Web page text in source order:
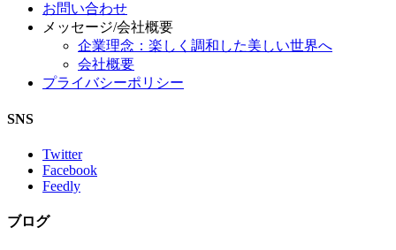
お問い合わせ
メッセージ/会社概要
企業理念：楽しく調和した美しい世界へ
会社概要
プライバシーポリシー
SNS
Twitter
Facebook
Feedly
ブログ